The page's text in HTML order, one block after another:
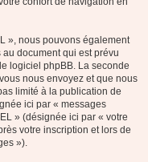
», nous pouvons également
document qui est prévu
logiciel phpBB. La seconde
nous envoyez et que nous
limité à la publication de
ici par « messages
» (désignée ici par « votre
votre inscription et lors de
»).